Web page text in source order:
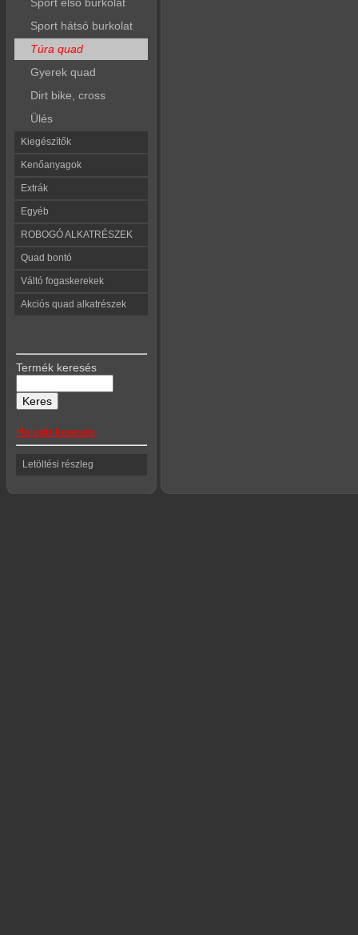
Sport hátsó burkolat
Túra quad
Gyerek quad
Dirt bike, cross
Ülés
Kiegészítők
Kenőanyagok
Extrák
Egyéb
ROBOGÓ ALKATRÉSZEK
Quad bontó
Váltó fogaskerekek
Akciós quad alkatrészek
Termék keresés
Haladó keresés
Letöltési részleg